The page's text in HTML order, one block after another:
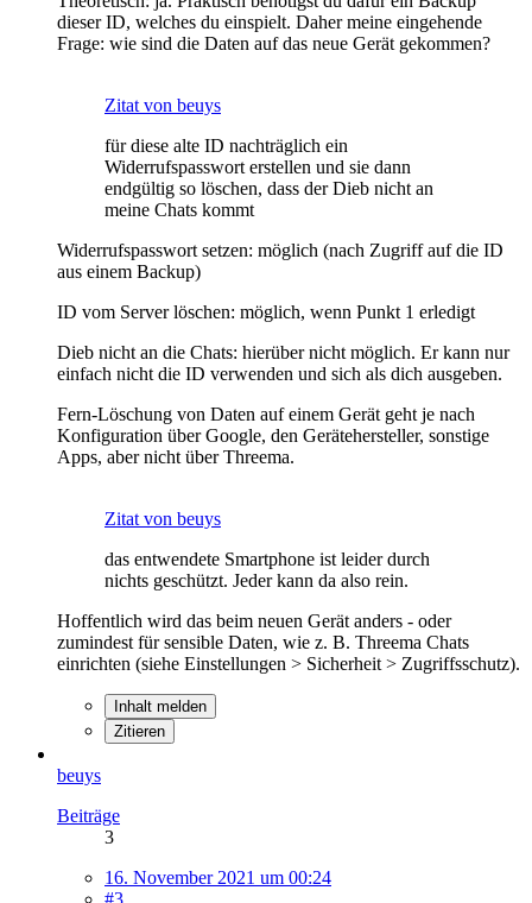
dieser ID, welches du einspielt. Daher meine eingehende
Frage: wie sind die Daten auf das neue Gerät gekommen?
Zitat von beuys
für diese alte ID nachträglich ein
Widerrufspasswort erstellen und sie dann
endgültig so löschen, dass der Dieb nicht an
meine Chats kommt
Widerrufspasswort setzen: möglich (nach Zugriff auf die ID
aus einem Backup)
ID vom Server löschen: möglich, wenn Punkt 1 erledigt
Dieb nicht an die Chats: hierüber nicht möglich. Er kann nur
einfach nicht die ID verwenden und sich als dich ausgeben.
Fern-Löschung von Daten auf einem Gerät geht je nach
Konfiguration über Google, den Gerätehersteller, sonstige
Apps, aber nicht über Threema.
Zitat von beuys
das entwendete Smartphone ist leider durch
nichts geschützt. Jeder kann da also rein.
Hoffentlich wird das beim neuen Gerät anders - oder
zumindest für sensible Daten, wie z. B. Threema Chats
einrichten (siehe Einstellungen > Sicherheit > Zugriffsschutz).
Inhalt melden
Zitieren
beuys
Beiträge
3
16. November 2021 um 00:24
#3